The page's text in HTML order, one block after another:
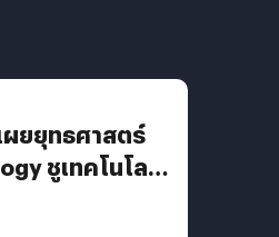
ผยยุทธศาสตร์
ชูเทคโนโลยี